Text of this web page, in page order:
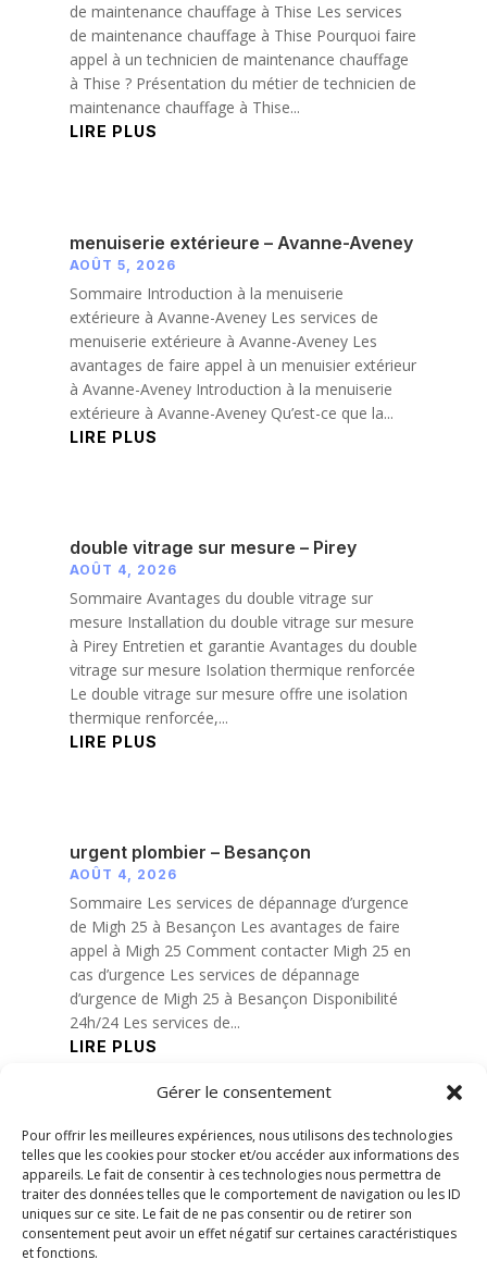
Gérer le consentement
Pour offrir les meilleures expériences, nous utilisons des technologies
telles que les cookies pour stocker et/ou accéder aux informations des
appareils. Le fait de consentir à ces technologies nous permettra de
traiter des données telles que le comportement de navigation ou les ID
uniques sur ce site. Le fait de ne pas consentir ou de retirer son
consentement peut avoir un effet négatif sur certaines caractéristiques
et fonctions.
de maintenance chauffage à Thise Les services
de maintenance chauffage à Thise Pourquoi faire
appel à un technicien de maintenance chauffage
à Thise ? Présentation du métier de technicien de
maintenance chauffage à Thise...
LIRE PLUS
menuiserie extérieure – Avanne-Aveney
AOÛT 5, 2026
Sommaire Introduction à la menuiserie
extérieure à Avanne-Aveney Les services de
menuiserie extérieure à Avanne-Aveney Les
avantages de faire appel à un menuisier extérieur
à Avanne-Aveney Introduction à la menuiserie
extérieure à Avanne-Aveney Qu’est-ce que la...
LIRE PLUS
double vitrage sur mesure – Pirey
AOÛT 4, 2026
Sommaire Avantages du double vitrage sur
mesure Installation du double vitrage sur mesure
à Pirey Entretien et garantie Avantages du double
vitrage sur mesure Isolation thermique renforcée
Le double vitrage sur mesure offre une isolation
thermique renforcée,...
LIRE PLUS
urgent plombier – Besançon
AOÛT 4, 2026
Sommaire Les services de dépannage d’urgence
de Migh 25 à Besançon Les avantages de faire
appel à Migh 25 Comment contacter Migh 25 en
cas d’urgence Les services de dépannage
d’urgence de Migh 25 à Besançon Disponibilité
24h/24 Les services de...
LIRE PLUS
« Entrées précédentes